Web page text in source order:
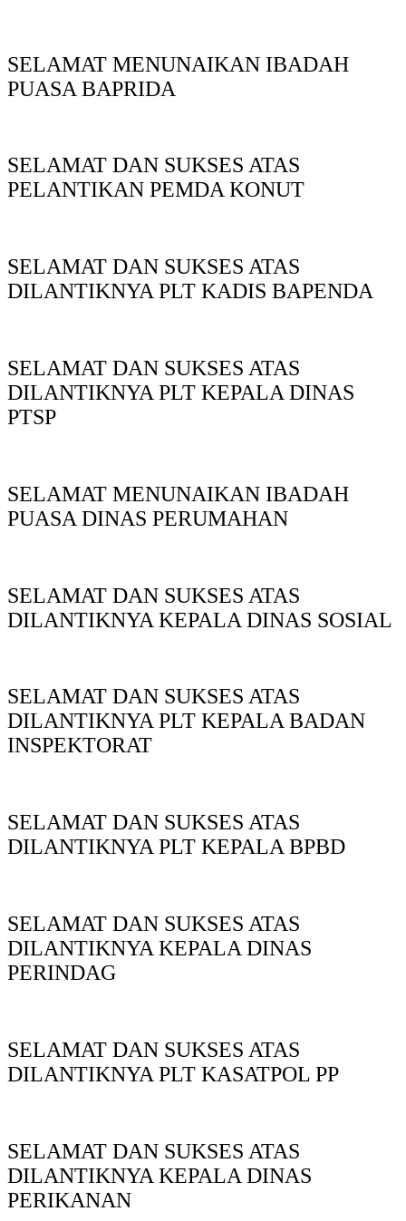
SELAMAT MENUNAIKAN IBADAH
PUASA BAPRIDA
SELAMAT DAN SUKSES ATAS
PELANTIKAN PEMDA KONUT
SELAMAT DAN SUKSES ATAS
DILANTIKNYA PLT KADIS BAPENDA
SELAMAT DAN SUKSES ATAS
DILANTIKNYA PLT KEPALA DINAS
PTSP
SELAMAT MENUNAIKAN IBADAH
PUASA DINAS PERUMAHAN
SELAMAT DAN SUKSES ATAS
DILANTIKNYA KEPALA DINAS SOSIAL
SELAMAT DAN SUKSES ATAS
DILANTIKNYA PLT KEPALA BADAN
INSPEKTORAT
SELAMAT DAN SUKSES ATAS
DILANTIKNYA PLT KEPALA BPBD
SELAMAT DAN SUKSES ATAS
DILANTIKNYA KEPALA DINAS
PERINDAG
SELAMAT DAN SUKSES ATAS
DILANTIKNYA PLT KASATPOL PP
SELAMAT DAN SUKSES ATAS
DILANTIKNYA KEPALA DINAS
PERIKANAN